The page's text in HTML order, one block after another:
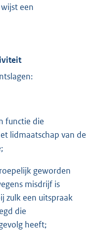
een
functie die
lidmaatschap van de
geworden
misdrijf is
zulk een uitspraak
die
heeft;